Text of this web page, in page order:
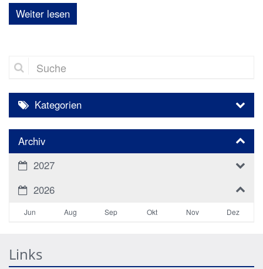
Weiter lesen
Suche
Kategorien
Archiv
2027
2026
Jun Aug Sep Okt Nov Dez
Links